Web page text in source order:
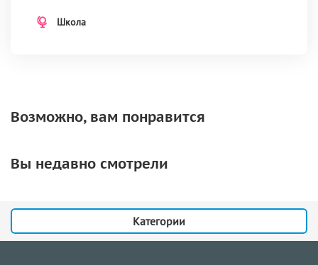
Школа
Возможно, вам понравится
Вы недавно смотрели
Категории